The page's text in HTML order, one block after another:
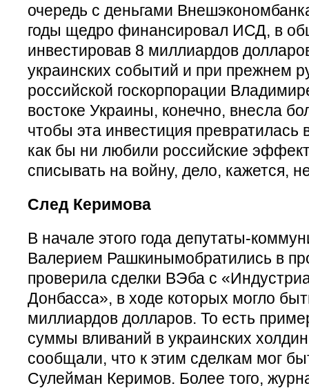
очередь с деньгами
годы щедро финансировал ИСД, в
инвестировав 8 миллиардов
украинских событий и при прежнем
российской госкорпорации
востоке Украины, конечно, внесла
чтобы эта инвестиция
как бы ни любили российские
списывать на войну, дело, кажется,
След Керимова
В начале этого года депутаты-
Валерием Рашкинымобратились в
проверила сделки ВЭба с
Донбасса», в ходе которых могло
миллиардов долларов. То есть
суммы вливаний в украинских
сообщали, что к этим сделкам мог
Сулейман Керимов. Более того,